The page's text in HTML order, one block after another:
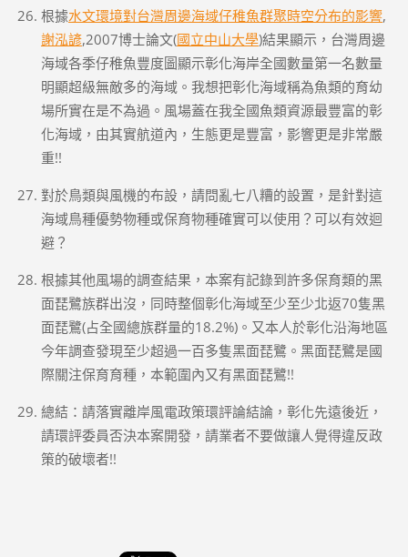
根據水文環境對台灣周邊海域仔稚魚群聚時空分布的影響,
謝泓諺,2007博士論文(國立中山大學)結果顯示，台灣周邊
海域各季仔稚魚豐度圖顯示彰化海岸全國數量第一名數量
明顯超級無敵多的海域。我想把彰化海域稱為魚類的育幼
場所實在是不為過。風場蓋在我全國魚類資源最豐富的彰
化海域，由其實航道內，生態更是豐富，影響更是非常嚴
重!!
對於鳥類與風機的布設，請問亂七八糟的設置，是針對這
海域鳥種優勢物種或保育物種確實可以使用？可以有效迴
避？
根據其他風場的調查結果，本案有記錄到許多保育類的黑
面琵鷺族群出沒，同時整個彰化海域至少至少北返70隻黑
面琵鷺(占全國總族群量的18.2%)。又本人於彰化沿海地區
今年調查發現至少超過一百多隻黑面琵鷺。黑面琵鷺是國
際關注保育育種，本範圍內又有黑面琵鷺!!
總結：請落實離岸風電政策環評論結論，彰化先遠後近，
請環評委員否決本案開發，請業者不要做讓人覺得違反政
策的破壞者!!